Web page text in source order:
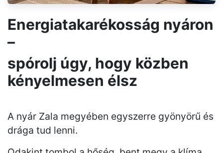
Energiatakarékosság nyáron
–
spórolj úgy, hogy közben
kényelmesen élsz
A nyár Zala megyében egyszerre gyönyörű és
drága tud lenni.